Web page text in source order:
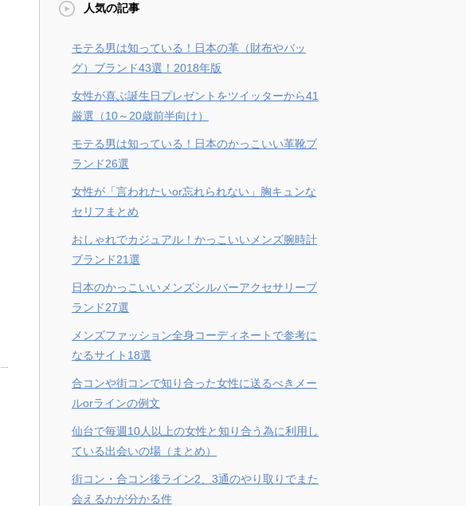
人気の記事
モテる男は知っている！日本の革（財布やバッ
グ）ブランド43選！2018年版
女性が喜ぶ誕生日プレゼントをツイッターから41
厳選（10～20歳前半向け）
モテる男は知っている！日本のかっこいい革靴ブ
ランド26選
女性が「言われたいor忘れられない」胸キュンな
セリフまとめ
おしゃれでカジュアル！かっこいいメンズ腕時計
ブランド21選
日本のかっこいいメンズシルバーアクセサリーブ
ランド27選
メンズファッション全身コーディネートで参考に
なるサイト18選
合コンや街コンで知り合った女性に送るべきメー
ルorラインの例文
仙台で毎週10人以上の女性と知り合う為に利用し
ている出会いの場（まとめ）
街コン・合コン後ライン2、3通のやり取りでまた
会えるかが分かる件